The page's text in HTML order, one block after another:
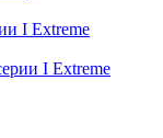
I Extreme
I Extreme